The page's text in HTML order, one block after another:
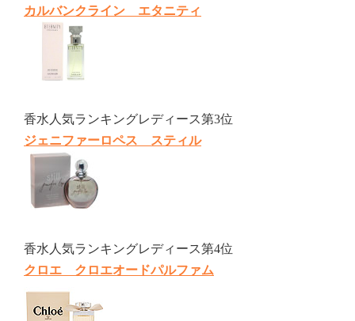
カルバンクライン エタニティ
香水人気ランキングレディース第3位
ジェニファーロペス スティル
香水人気ランキングレディース第4位
クロエ クロエオードパルファム